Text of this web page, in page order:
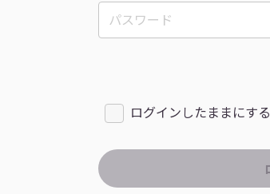
ログインしたままにする